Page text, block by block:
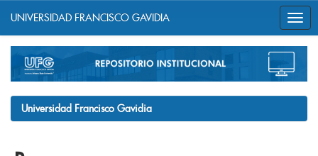
navigation
UNIVERSIDAD FRANCISCO GAVIDIA
Universidad Francisco Gavidia